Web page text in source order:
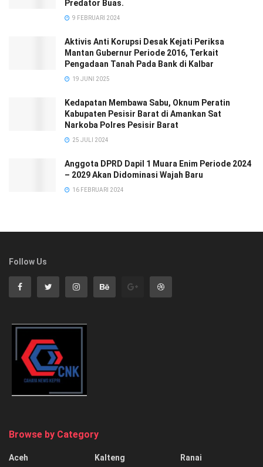
Predator Buas.
9 FEBRUARI 2024
Aktivis Anti Korupsi Desak Kejati Periksa
Mantan Gubernur Periode 2016, Terkait
Pengadaan Tanah Pada Bank di Kalbar
19 JUNI 2025
Kedapatan Membawa Sabu, Oknum Peratin
Kabupaten Pesisir Barat di Amankan Sat
Narkoba Polres Pesisir Barat
25 JULI 2024
Anggota DPRD Dapil 1 Muara Enim Periode 2024
– 2029 Akan Didominasi Wajah Baru
16 FEBRUARI 2024
Follow Us
Browse by Category
Aceh
Kalteng
Ranai